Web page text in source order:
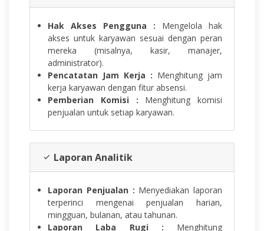
Hak Akses Pengguna : Mengelola hak
akses untuk karyawan sesuai dengan peran
mereka (misalnya, kasir, manajer,
administrator).
Pencatatan Jam Kerja : Menghitung jam
kerja karyawan dengan fitur absensi.
Pemberian Komisi : Menghitung komisi
penjualan untuk setiap karyawan.
Laporan Analitik
Laporan Penjualan : Menyediakan laporan
terperinci mengenai penjualan harian,
mingguan, bulanan, atau tahunan.
Laporan Laba Rugi : Menghitung